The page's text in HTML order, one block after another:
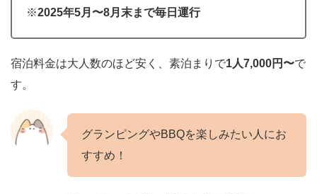
※2025年5月〜8月末まで毎日運行
宿泊料金は大人数のほど安く、素泊まりで1人7,000円〜で
す。
グランピングやBBQを楽しみたい人にお
すすめ！